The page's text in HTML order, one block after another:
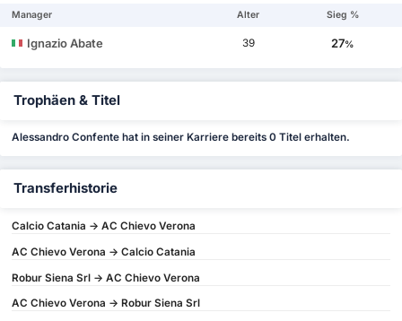
Manager Alter Sieg %
Ignazio Abate 39 27%
Trophäen & Titel
Alessandro Confente hat in seiner Karriere bereits 0 Titel erhalten.
Transferhistorie
Calcio Catania -> AC Chievo Verona
AC Chievo Verona -> Calcio Catania
Robur Siena Srl -> AC Chievo Verona
AC Chievo Verona -> Robur Siena Srl